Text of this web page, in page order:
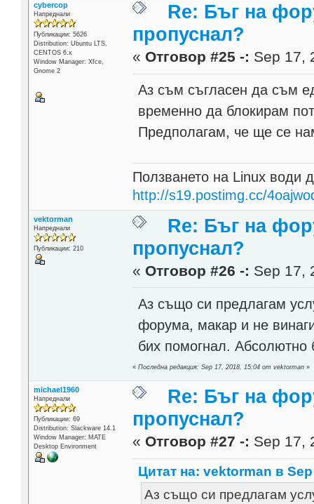
cybercop
Напреднали
Публикации: 5626
Distribution: Ubuntu LTS,
CENTOS 6.x
Window Manager: Xfce,
Gnome 2
Re: Бъг на
пропуснал?
« Отговор #25 -: Sep 17,
Аз съм съгласен да съм
временно да блокирам
Предполагам, че ще се
Ползването на Linux води
http://s19.postimg.cc/
vektorman
Напреднали
Публикации: 210
Re: Бъг на
пропуснал?
« Отговор #26 -: Sep 17,
Аз също си предлагам
форума, макар и не
бих помогнал. Абсолютно
«Последна редакция: Sep 17, 2018, 15:04 от vektorman »
michael1960
Напреднали
Публикации: 69
Distribution: Slackware 14.1
Window Manager: MATE
Desktop Environment
Re: Бъг на
пропуснал?
« Отговор #27 -: Sep 17,
Цитат на: vektorman в
Аз също си предлагам